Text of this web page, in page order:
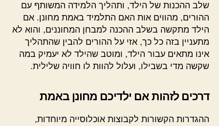
שלב ההכנות של הילד, ותהליך הלמידה המשותף עם
ההורים, מהווים אות האם התלמיד באמת מחונן. אם
הילד מתקשה בשלב ההכנה למבחן המחוננים, והוא לא
מתעניין בזה כל כך, אזי על ההורים להבין שהתהליך
אינו מתאים עבור הילד, ומוטב שהילד לא יעמיק במה
שקשה מדי בשבילו, ועלול להוות לו חוויה שלילית.
דרכים לזהות אם ילדיכם מחונן באמת
ההגדרות הקשורות לקבוצות אוכלוסייה מיוחדות,